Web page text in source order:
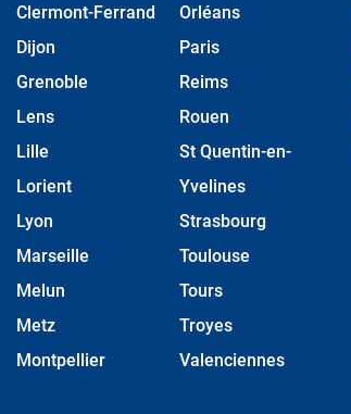
Clermont-Ferrand
Dijon
Grenoble
Lens
Lille
Lorient
Lyon
Marseille
Melun
Metz
Montpellier
Orléans
Paris
Reims
Rouen
St Quentin-en-
Yvelines
Strasbourg
Toulouse
Tours
Troyes
Valenciennes